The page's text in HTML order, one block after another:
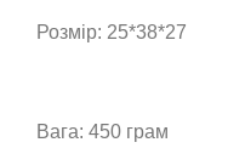
Розмір: 25*38*27
Вага: 450 грам